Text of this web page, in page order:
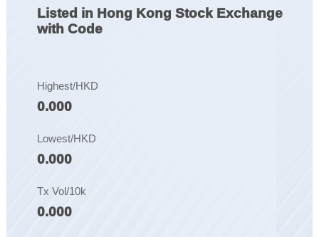
Listed in Hong Kong Stock Exchange
with Code
Highest/HKD
0.000
Lowest/HKD
0.000
Tx Vol/10k
0.000